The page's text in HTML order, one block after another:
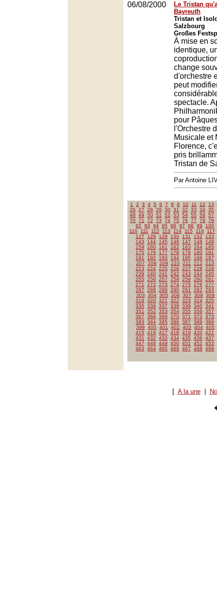
06/08/2000
Le Tristan
Bayreuth
Tristan et
Salzbourg
Großes
À mise en
identique,
change
d'orchestre
peut
spectacle.
pour
l'Orchestre
Musicale et
Florence,
pris
Tristan de
Par Antoine
1 2 3 4 5 6 7 8 9 10 11 12
13
26
27 28 29 30 31 32 33 34 35
48
49 50 51 52 53 54 55 56
57
70 71 72 73 74 75 76 77 78
79
92
93 94 95 96 97 98 99
100
110
111 112 113 114 115 116
117
127
128 129 130 131 132
133
143
144 145 146 147 148
149
159
160 161 162 163 164
165
175
176 177 178 179 180
181
191
192 193 194 195 196
197
207
208 209 210 211 212
213
223
224 225 226 227 228
229
239
240 241 242 243 244 245
255
256 257 258 259 260 261
271
272 273 274 275 276
277
287
288 289 290 291 292
293
303
304 305 306 307 308
309
319
320 321 322 323 324 325
335
336 337 338 339 340 341
351
352 353 354 355 356
357
367
368 369 370 371 372
373
383
384 385 386 387 388
389
399
400 401 402 403 404 405
415
416 417 418 419 420 421
431
432 433 434 435 436
437
447
448 449 450 451 452
453
463
464 465 466 467 468 469
[ A la une|